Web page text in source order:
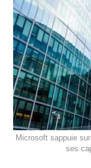
Microsoft sappuie
ses